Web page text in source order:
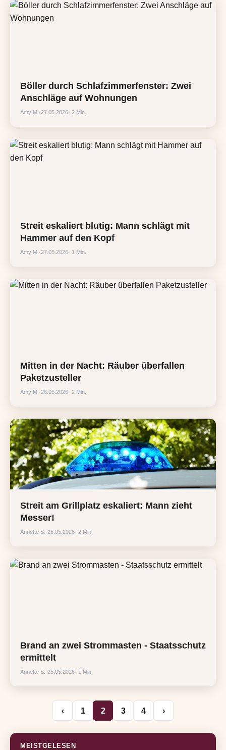
Böller durch Schlafzimmerfenster: Zwei
Anschläge auf Wohnungen
Amy M. ·27.05.2026· 2 Min.
Streit eskaliert blutig: Mann schlägt mit
Hammer auf den Kopf
Amy M. ·27.05.2026· 1 Min.
Mitten in der Nacht: Räuber überfallen
Paketzusteller
Amy M. ·26.05.2026· 2 Min.
Streit am Grillplatz eskaliert: Mann zieht
Messer!
Annette S. ·25.05.2026· 2 Min.
Brand an zwei Strommasten - Staatsschutz
ermittelt
Annette S. ·25.05.2026· 1 Min.
‹ 1 2 3 4 ›
MEISTGELESEN